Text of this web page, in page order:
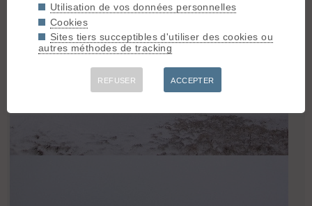
Utilisation de vos données personnelles
Cookies
Sites tiers succeptibles d'utiliser des cookies ou
autres méthodes de tracking
REFUSER ACCEPTER